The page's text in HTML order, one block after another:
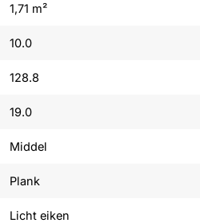
1,71 m²
10.0
128.8
19.0
Middel
Plank
Licht eiken